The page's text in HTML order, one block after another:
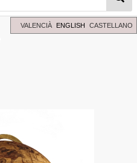
VALENCIÀ ENGLISH CASTELLANO